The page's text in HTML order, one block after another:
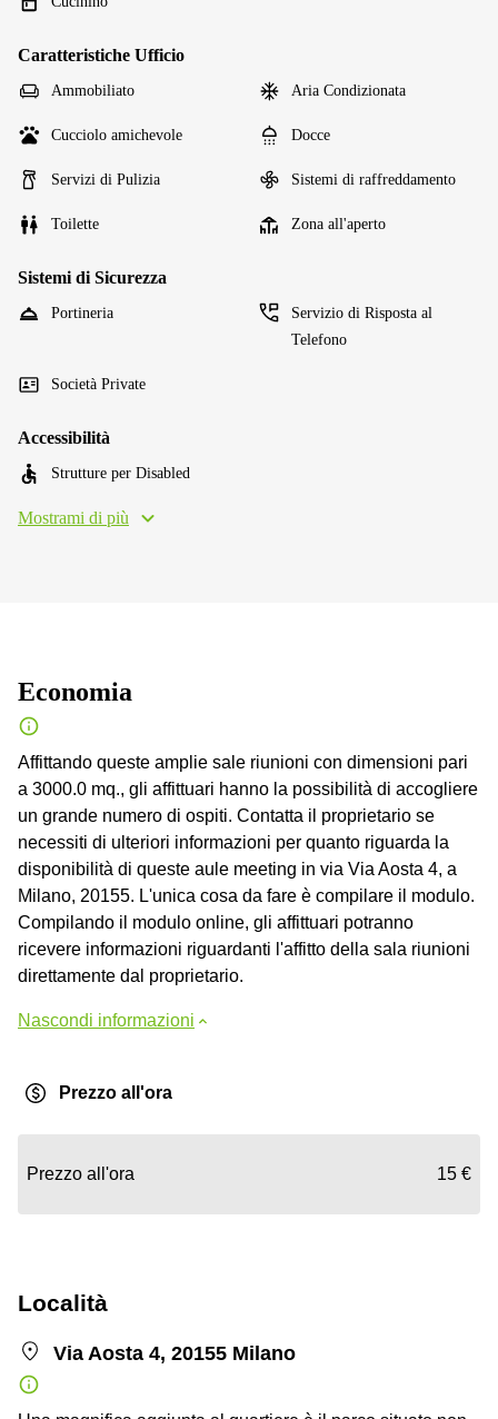
Caratteristiche Ufficio
Ammobiliato Aria Condizionata
Cucciolo amichevole Docce
Servizi di Pulizia Sistemi di raffreddamento
Toilette Zona all'aperto
Sistemi di Sicurezza
Portineria
Servizio di Risposta al
Telefono
Società Private
Accessibilità
Strutture per Disabled
Mostrami di più
Economia
Affittando queste amplie sale riunioni con dimensioni pari
a 3000.0 mq., gli affittuari hanno la possibilità di accogliere
un grande numero di ospiti. Contatta il proprietario se
necessiti di ulteriori informazioni per quanto riguarda la
disponibilità di queste aule meeting in via Via Aosta 4, a
Milano, 20155. L'unica cosa da fare è compilare il modulo.
Compilando il modulo online, gli affittuari potranno
ricevere informazioni riguardanti l'affitto della sala riunioni
direttamente dal proprietario.
Nascondi informazioni
Prezzo all'ora
Prezzo all'ora 15 €
Località
Via Aosta 4, 20155 Milano